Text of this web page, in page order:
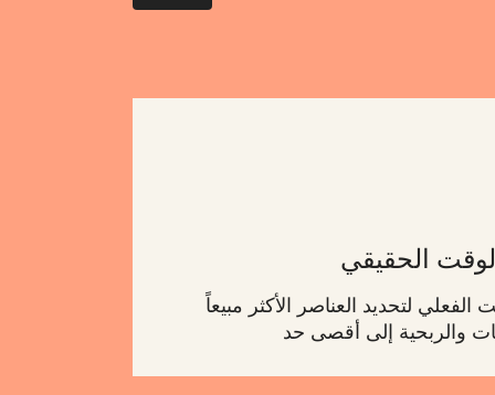
الحقيقي
لتحديد العناصر الأكثر مبيعاً
والربحية إلى أقصى حد